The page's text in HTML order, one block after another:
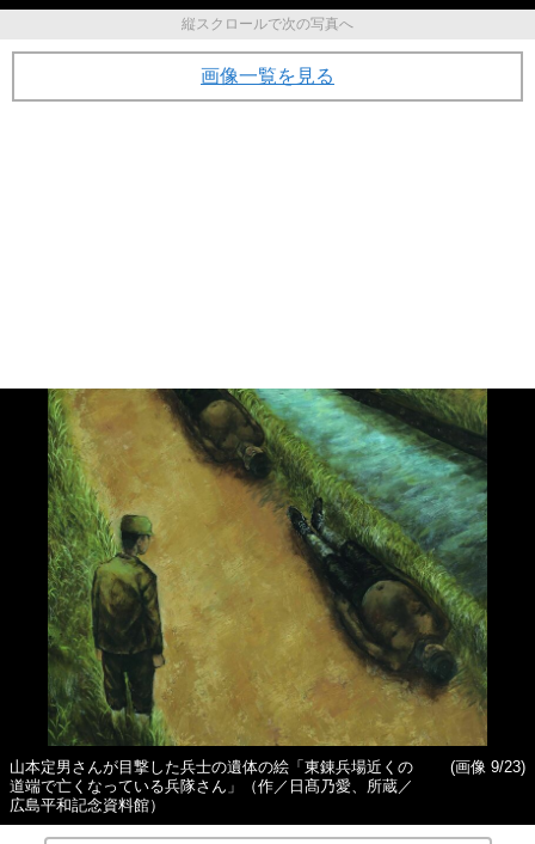
縦スクロールで次の写真へ
画像一覧を見る
山本定男さんが目撃した兵士の遺体の絵「東錬兵場近くの
道端で亡くなっている兵隊さん」（作／日髙乃愛、所蔵／
広島平和記念資料館）
(画像 9/23)